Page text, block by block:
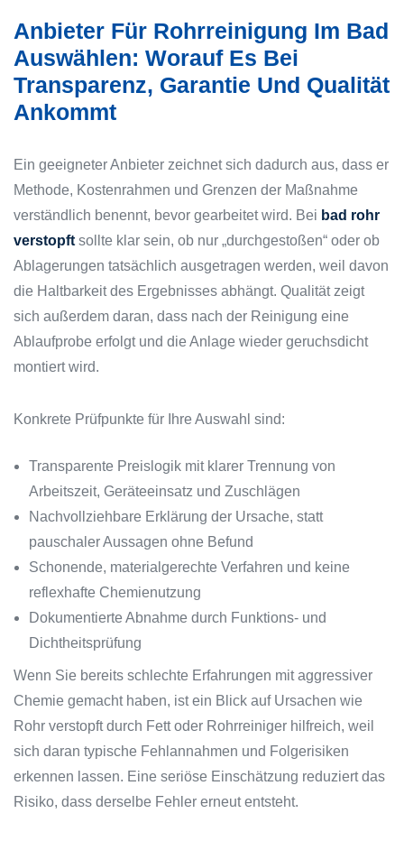
Anbieter Für Rohrreinigung Im Bad
Auswählen: Worauf Es Bei
Transparenz, Garantie Und Qualität
Ankommt
Ein geeigneter Anbieter zeichnet sich dadurch aus, dass er
Methode, Kostenrahmen und Grenzen der Maßnahme
verständlich benennt, bevor gearbeitet wird. Bei bad rohr
verstopft sollte klar sein, ob nur „durchgestoßen“ oder ob
Ablagerungen tatsächlich ausgetragen werden, weil davon
die Haltbarkeit des Ergebnisses abhängt. Qualität zeigt
sich außerdem daran, dass nach der Reinigung eine
Ablaufprobe erfolgt und die Anlage wieder geruchsdicht
montiert wird.
Konkrete Prüfpunkte für Ihre Auswahl sind:
Transparente Preislogik mit klarer Trennung von
Arbeitszeit, Geräteeinsatz und Zuschlägen
Nachvollziehbare Erklärung der Ursache, statt
pauschaler Aussagen ohne Befund
Schonende, materialgerechte Verfahren und keine
reflexhafte Chemienutzung
Dokumentierte Abnahme durch Funktions- und
Dichtheitsprüfung
Wenn Sie bereits schlechte Erfahrungen mit aggressiver
Chemie gemacht haben, ist ein Blick auf Ursachen wie
Rohr verstopft durch Fett oder Rohrreiniger hilfreich, weil
sich daran typische Fehlannahmen und Folgerisiken
erkennen lassen. Eine seriöse Einschätzung reduziert das
Risiko, dass derselbe Fehler erneut entsteht.